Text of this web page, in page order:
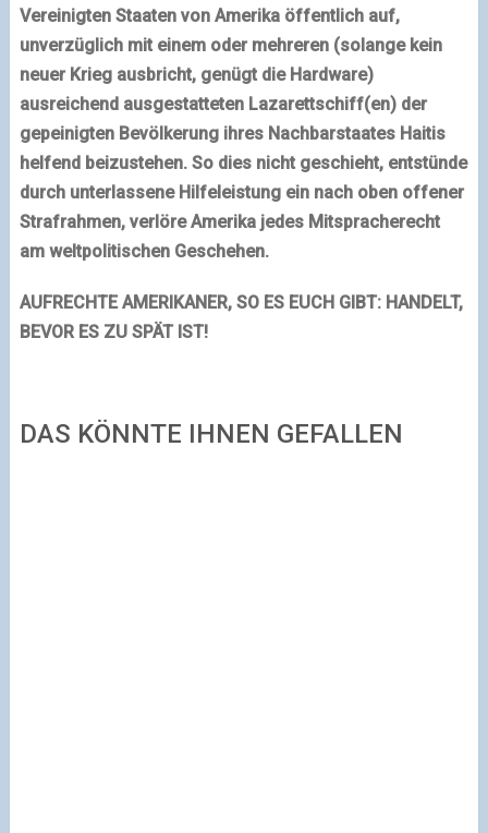
Vereinigten Staaten von Amerika öffentlich auf,
unverzüglich mit einem oder mehreren (solange kein
neuer Krieg ausbricht, genügt die Hardware)
ausreichend ausgestatteten Lazarettschiff(en) der
gepeinigten Bevölkerung ihres Nachbarstaates Haitis
helfend beizustehen. So dies nicht geschieht, entstünde
durch unterlassene Hilfeleistung ein nach oben offener
Strafrahmen, verlöre Amerika jedes Mitspracherecht
am weltpolitischen Geschehen.
AUFRECHTE AMERIKANER, SO ES EUCH GIBT: HANDELT,
BEVOR ES ZU SPÄT IST!
DAS KÖNNTE IHNEN GEFALLEN